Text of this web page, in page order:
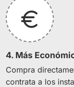
4. Más
Compra
contrata a los